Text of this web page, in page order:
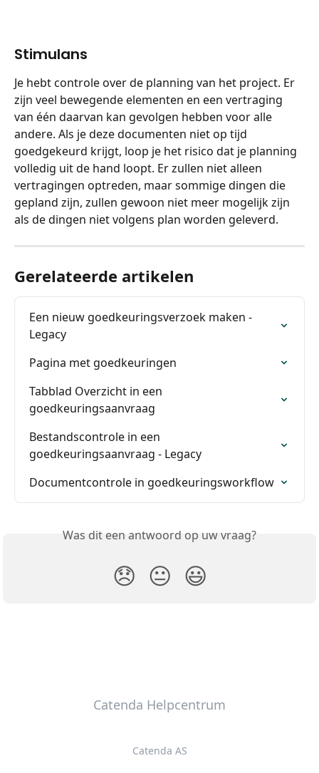
Stimulans
Je hebt controle over de planning van het project. Er
zijn veel bewegende elementen en een vertraging
van één daarvan kan gevolgen hebben voor alle
andere. Als je deze documenten niet op tijd
goedgekeurd krijgt, loop je het risico dat je planning
volledig uit de hand loopt. Er zullen niet alleen
vertragingen optreden, maar sommige dingen die
gepland zijn, zullen gewoon niet meer mogelijk zijn
als de dingen niet volgens plan worden geleverd.
Gerelateerde artikelen
Een nieuw goedkeuringsverzoek maken -
Legacy
Pagina met goedkeuringen
Tabblad Overzicht in een
goedkeuringsaanvraag
Bestandscontrole in een
goedkeuringsaanvraag - Legacy
Documentcontrole in goedkeuringsworkflow
Was dit een antwoord op uw vraag?
😞 😐 😃
Catenda Helpcentrum
Catenda AS